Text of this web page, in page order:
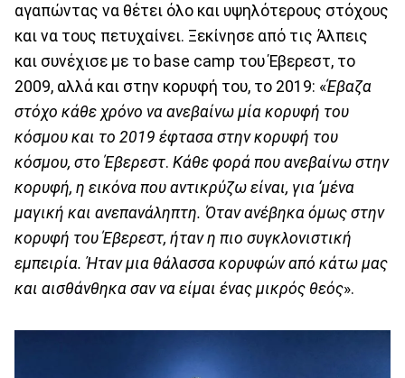
αγαπώντας να θέτει όλο και υψηλότερους στόχους
και να τους πετυχαίνει. Ξεκίνησε από τις Άλπεις
και συνέχισε με το base camp του Έβερεστ, το
2009, αλλά και στην κορυφή του, το 2019: «Έβαζα
στόχο κάθε χρόνο να ανεβαίνω μία κορυφή του
κόσμου και το 2019 έφτασα στην κορυφή του
κόσμου, στο Έβερεστ. Κάθε φορά που ανεβαίνω στην
κορυφή, η εικόνα που αντικρύζω είναι, για ‘μένα
μαγική και ανεπανάληπτη. Όταν ανέβηκα όμως στην
κορυφή του Έβερεστ, ήταν η πιο συγκλονιστική
εμπειρία. Ήταν μια θάλασσα κορυφών από κάτω μας
και αισθάνθηκα σαν να είμαι ένας μικρός θεός».